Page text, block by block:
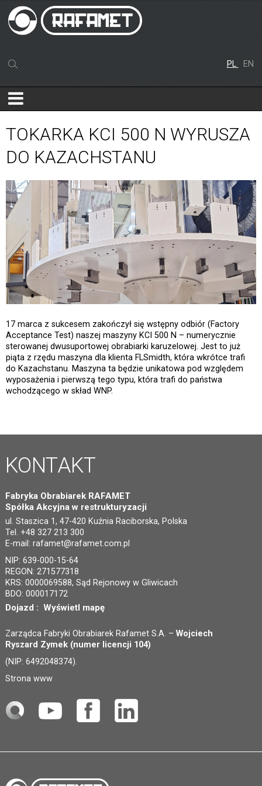
PL EN
TOKARKA KCI 500 N WYRUSZA
DO KAZACHSTANU
17 marca z sukcesem zakończył się wstępny odbiór (Factory
Acceptance Test) naszej maszyny KCI 500 N – numerycznie
sterowanej dwusuportowej obrabiarki karuzelowej. Jest to już
piąta z rzędu maszyna dla klienta FLSmidth, która wkrótce trafi
do Kazachstanu. Maszyna ta będzie unikatowa pod względem
wyposażenia i pierwszą tego typu, która trafi do państwa
wchodzącego w skład WNP.
KONTAKT
Fabryka Obrabiarek RAFAMET
Spółka Akcyjna w restrukturyzacji
ul. Staszica 1, 47-420 Kuźnia Raciborska, Polska
Tel. +48 327 213 300
E-mail:rafamet@rafamet.com.pl
NIP: 639-000-15-64
REGON: 271577318
KRS: 0000069588, Sąd Rejonowy w Gliwicach
BDO: 000017172
Dojazd :Wyświetl mapę
Zarządca Fabryki Obrabiarek Rafamet S.A. –Wojciech
Ryszard Zymek (numer licencji 104)
(NIP: 6492048374).
Strona www